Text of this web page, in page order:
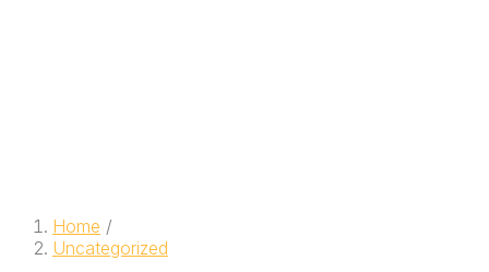
Home /
Uncategorized